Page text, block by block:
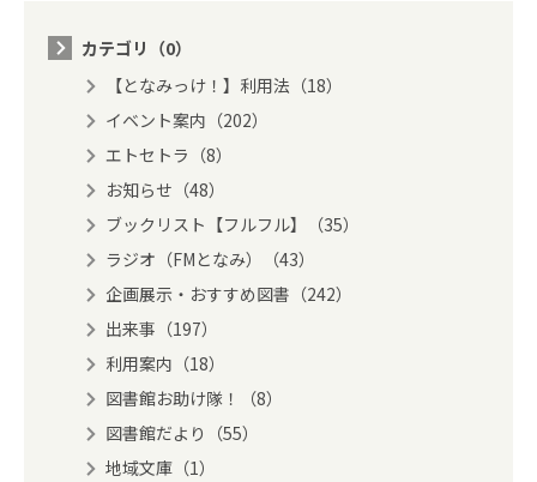
カテゴリ（0）
【となみっけ！】利用法（18）
イベント案内（202）
エトセトラ（8）
お知らせ（48）
ブックリスト【フルフル】（35）
ラジオ（FMとなみ）（43）
企画展示・おすすめ図書（242）
出来事（197）
利用案内（18）
図書館お助け隊！（8）
図書館だより（55）
地域文庫（1）